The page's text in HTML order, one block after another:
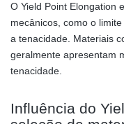
O Yield Point Elongation
mecânicos, como o
a tenacidade. Materiais
geralmente apresentam
tenacidade.
Influência do